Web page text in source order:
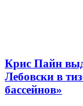
Крис Пайн
Лебовски в
бассейнов»